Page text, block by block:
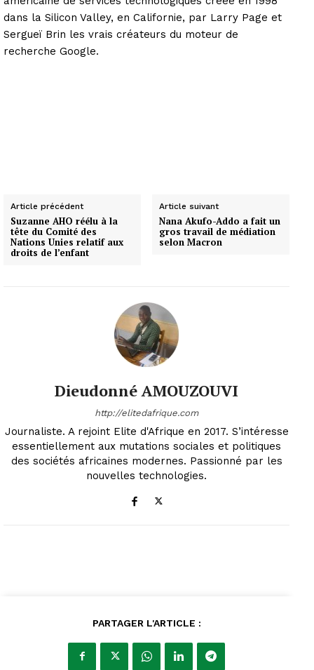
dans la Silicon Valley, en Californie, par Larry Page et
Sergueï Brin les vrais créateurs du moteur de
recherche Google.
Article précédent
Suzanne AHO réélu à la
tête du Comité des
Nations Unies relatif aux
droits de l’enfant
Article suivant
Nana Akufo-Addo a fait un
gros travail de médiation
selon Macron
Dieudonné AMOUZOUVI
http://elitedafrique.com
Journaliste. A rejoint Elite d'Afrique en 2017. S’intéresse
essentiellement aux mutations sociales et politiques
des sociétés africaines modernes. Passionné par les
nouvelles technologies.
PARTAGER L'ARTICLE :